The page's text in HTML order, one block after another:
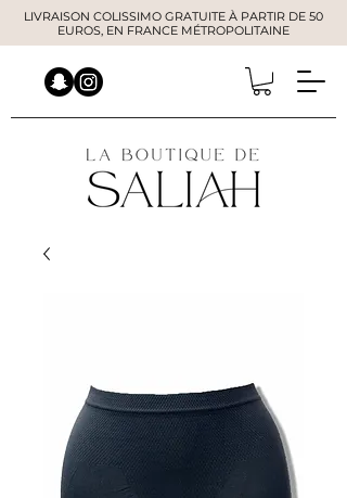
LIVRAISON COLISSIMO GRATUITE À PARTIR DE 50
EUROS, EN FRANCE MÉTROPOLITAINE